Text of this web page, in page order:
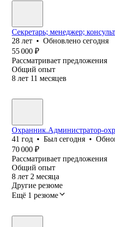
Секретарь; менеджер;
28 лет • Обновлено сегодня
55 000 ₽
Рассматривает предложения
Общий опыт
8 лет 11 месяцев
Охранник.Администратор-
41 год • Был сегодня •
70 000 ₽
Рассматривает предложения
Общий опыт
8 лет 2 месяца
Другие резюме
Ещё 1 резюме